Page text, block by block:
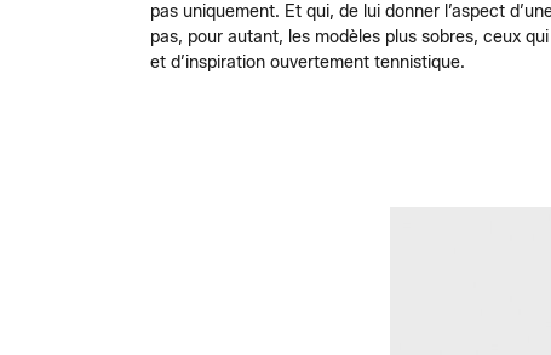
pas uniquement. Et qui, de lui donner l’aspect
pas, pour autant, les modèles plus sobres, ceux
et d’inspiration ouvertement tennistique.